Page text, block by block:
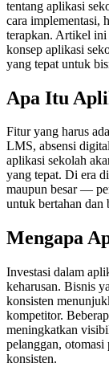
tentang aplikasi
cara implementasi,
terapkan. Artikel ini
konsep aplikasi
yang tepat untuk
Apa Itu
Fitur yang harus
LMS, absensi
aplikasi sekolah
yang tepat. Di era
maupun besar —
untuk bertahan dan
Mengapa
Investasi dalam
keharusan. Bisnis
konsisten
kompetitor.
meningkatkan
pelanggan, otomasi
konsisten.